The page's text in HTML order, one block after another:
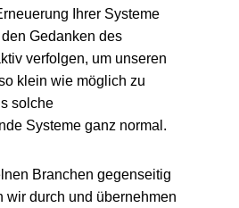
Ihrer Systeme
Gedanken des
verfolgen, um unseren
klein wie möglich zu
solche
Systeme ganz normal.
Branchen gegenseitig
wir durch und übernehmen